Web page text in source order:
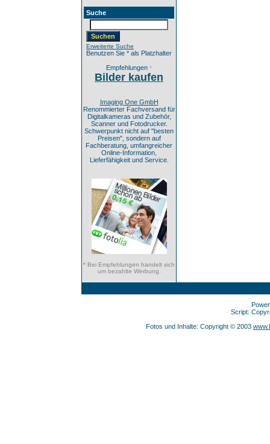
Suche
Erweiterte Suche
Benutzen Sie * als Platzhalter
Empfehlungen *
Bilder kaufen
Imaging One GmbH
Renommierter Fachversand für
Digitalkameras und Zubehör,
Scanner und Fotodrucker.
Schwerpunkt nicht auf "besten
Preisen", sondern auf
Fachberatung, umfangreicher
Online-Information,
Lieferfähigkeit und Service.
* Bei Empfehlungen handelt sich
um bezahlte Werbung.
Script:
Fotos und Inhalte: Copyright © 2003